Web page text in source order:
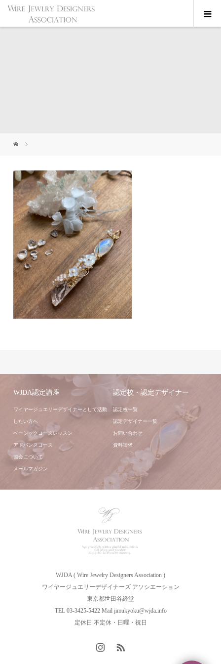
WJDA認定講座
ワイヤージュエリーデザイナーとして活動
したい方へ
ベーシックコースレッスン
アドバンスコース
協会について
メールマガジン
認定校・認定デザイナー
認定校一覧
認定デザイナー一覧
お問い合わせ
資料請求
WJDA ( Wire Jewelry Designers Association )
ワイヤージュエリーデザイナーズ アソシエーション
東京都世田谷経堂
TEL 03-3425-5422 Mail jimukyoku@wjda.info
定休日 不定休・日曜・祝日